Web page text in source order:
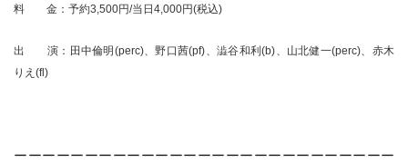
料 金：予約3,500円/当日4,000円(税込)
出 演： 田中倫明(perc)、野口茜(pf)、澁谷和利(b)、山北健一(perc)、赤木
りえ(fl)
ーーーーーーーーーーーーーーーーーーーーーーーーーーー